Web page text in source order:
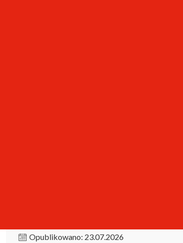
Opublikowano: 23.07.2026